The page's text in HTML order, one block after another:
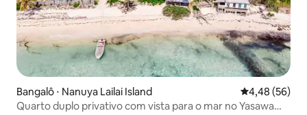
Bangalô ⋅ Nanuya Lailai Island 4,48 de uma
4,48 (56)
Quarto duplo privativo com vista para o mar no Yasawa